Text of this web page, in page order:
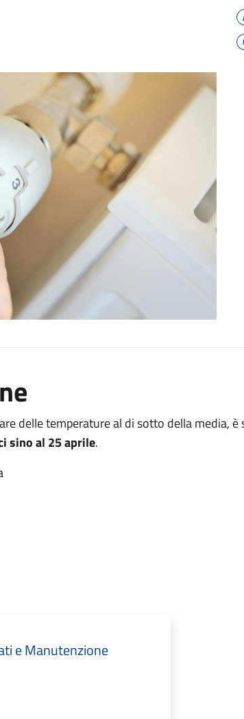
delle temperature al di sotto della media, è
sino al 25 aprile.
e Manutenzione